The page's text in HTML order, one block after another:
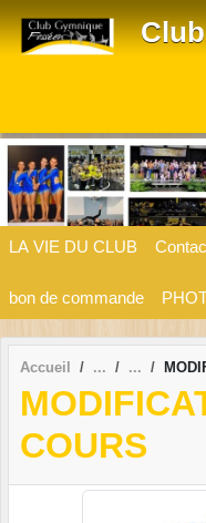
LA VIE DU CLUB
bon de commande
Accueil
COURS
Panneau de gestion des